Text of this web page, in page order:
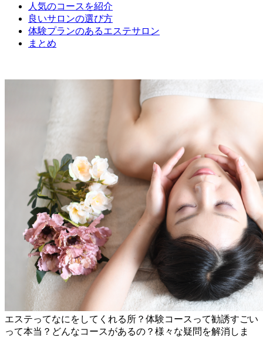
人気のコースを紹介
良いサロンの選び方
体験プランのあるエステサロン
まとめ
エステってなにをしてくれる所？体験コースって勧誘すごい
って本当？どんなコースがあるの？様々な疑問を解消しま